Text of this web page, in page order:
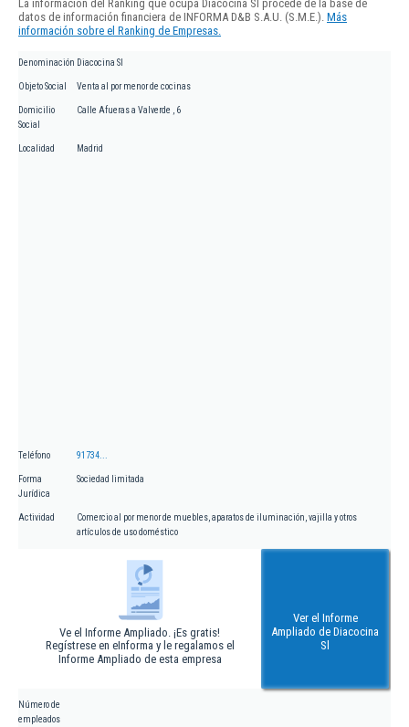
La información del Ranking que ocupa Diacocina Sl procede de la base de
datos de información financiera de INFORMA D&B S.A.U. (S.M.E.). Más
información sobre el Ranking de Empresas.
Denominación Diacocina Sl
Objeto Social Venta al por menor de cocinas
Domicilio
Social
Calle Afueras a Valverde , 6
Localidad Madrid
Teléfono 91734...
Forma
Jurídica
Sociedad limitada
Actividad
Comercio al por menor de muebles, aparatos de iluminación, vajilla y otros
artículos de uso doméstico
Ve el Informe Ampliado. ¡Es gratis!
Regístrese en eInforma y le regalamos el
Informe Ampliado de esta empresa
Ver el Informe
Ampliado de Diacocina
Sl
Número de
empleados